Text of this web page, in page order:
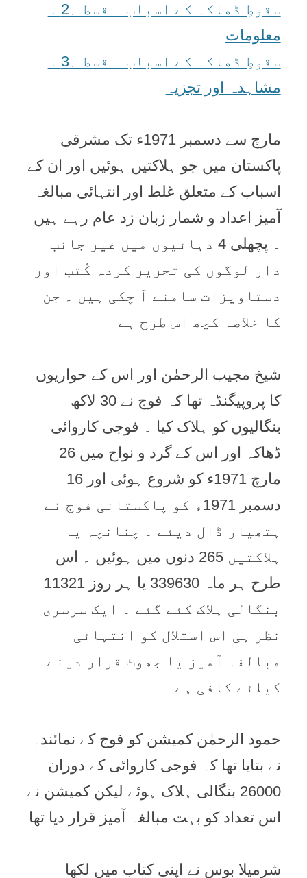
سقوطِ ڈھاکہ کے اسباب ۔ قسط ۔2 ۔
معلومات
سقوطِ ڈھاکہ کے اسباب ۔ قسط ۔3 ۔
مشاہدہ اور تجزيہ
مارچ سے دسمبر 1971ء تک مشرقی
پاکستان میں جو ہلاکتیں ہوئیں اور ان کے
اسباب کے متعلق غلط اور انتہائی مبالغہ
آمیز اعداد و شمار زبان زد عام رہے ہیں
۔ پچھلی 4 دہائیوں میں غیر جانب
دار لوگوں کی تحریر کردہ کُتب اور
دستاویزات سامنے آ چکی ہیں ۔ جن
کا خلاصہ کچھ اس طرح ہے
شیخ مجیب الرحمٰن اور اس کے حواریوں
کا پروپیگنڈہ تھا کہ فوج نے 30 لاکھ
بنگالیوں کو ہلاک کیا ۔ فوجی کاروائی
ڈھاکہ اور اس کے گرد و نواح میں 26
مارچ 1971ء کو شروع ہوئی اور 16
دسمبر 1971ء کو پاکستانی فوج نے
ہتھیار ڈال دیئے ۔ چنانچہ یہ
ہلاکتیں 265 دنوں میں ہوئیں ۔ اس
طرح ہر ماہ 339630 یا ہر روز 11321
بنگالی ہلاک کئے گئے ۔ ایک سرسری
نظر ہی اس استلال کو انتہائی
مبالغہ آمیز یا جھوٹ قرار دینے
کیلئے کافی ہے
حمود الرحمٰن کمیشن کو فوج کے نمائندہ
نے بتایا تھا کہ فوجی کاروائی کے دوران
26000 بنگالی ہلاک ہوئے لیکن کمیشن نے
اس تعداد کو بہت مبالغہ آمیز قرار دیا تھا
شرمیلا بوس نے اپنی کتاب میں لکھا